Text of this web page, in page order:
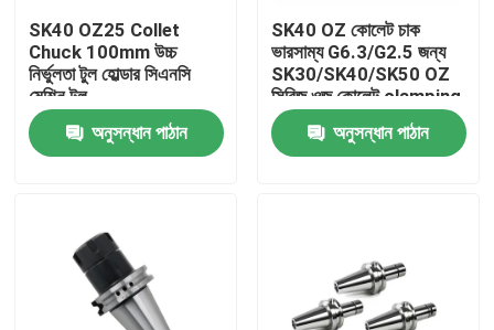
SK40 OZ25 Collet
Chuck 100mm উচ্চ
নির্ভুলতা টুল হোল্ডার সিএনসি
মেশিন টুল
অনুসন্ধান পাঠান
SK40 OZ কোলেট চাক
ভারসাম্য G6.3/G2.5 জন্য
SK30/SK40/SK50 OZ
সিরিজ ওজ কোলেট clamping
টুল
অনুসন্ধান পাঠান